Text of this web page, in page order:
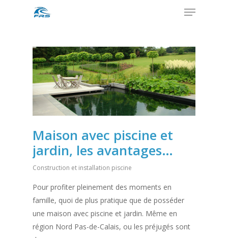
Menu
Maison avec piscine et
jardin, les avantages…
Construction et installation piscine
Pour profiter pleinement des moments en
famille, quoi de plus pratique que de posséder
une maison avec piscine et jardin. Même en
région Nord Pas-de-Calais, ou les préjugés sont